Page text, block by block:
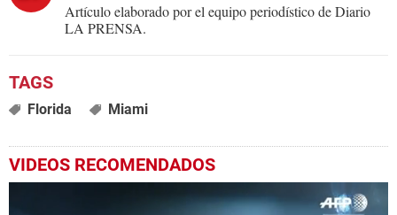
Artículo elaborado por el equipo periodístico de Diario
LA PRENSA.
Florida Miami
VIDEOS RECOMENDADOS